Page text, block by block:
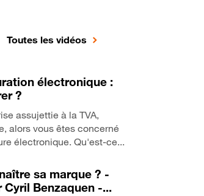
Toutes les vidéos
électronique :
?
assujettie à la TVA,
alors vous êtes concerné
électronique. Qu'est-ce...
sa marque ? -
Benzaquen -...